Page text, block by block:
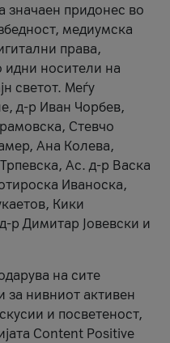
значаен придонес во
медиумска
права,
идни носители на
светот. Меѓу
д-р Иван Чорбев,
Стевчо
Ана Колева,
Ас. д-р Васка
Иваноска,
Кики
р Димитар Јовевски и
на сите
за нивниот активен
и посветеност,
Content Positive